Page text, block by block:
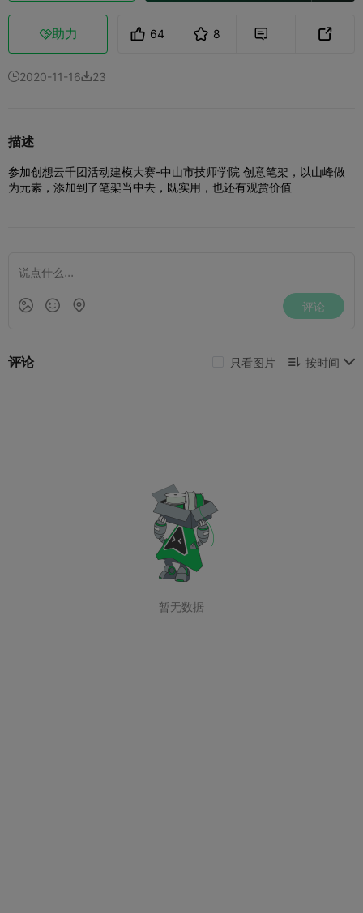
助力 64 8  
2020-11-1623
描述
参加创想云千团活动建模大赛-中山市技师学院 创意笔架，以山峰做
为元素，添加到了笔架当中去，既实用，也还有观赏价值